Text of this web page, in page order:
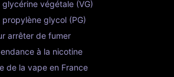
végétale (VG)
glycol (PG)
arrêter de fumer
à la nicotine
de la vape en France